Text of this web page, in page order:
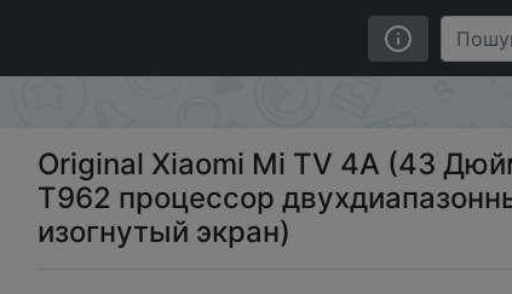
процессор двухдиапазонный WiFi 1080P
Original Xiaomi Mi TV 4A (43
T962 процессор
изогнутый экран)